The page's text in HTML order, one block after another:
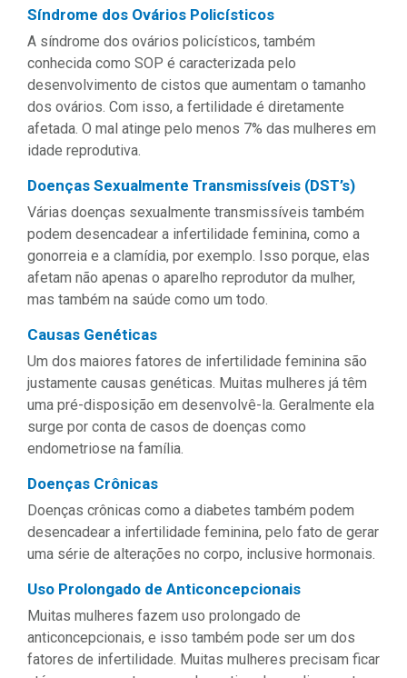
Síndrome dos Ovários Policísticos
A síndrome dos ovários policísticos, também
conhecida como SOP é caracterizada pelo
desenvolvimento de cistos que aumentam o tamanho
dos ovários. Com isso, a fertilidade é diretamente
afetada. O mal atinge pelo menos 7% das mulheres em
idade reprodutiva.
Doenças Sexualmente Transmissíveis (DST’s)
Várias doenças sexualmente transmissíveis também
podem desencadear a infertilidade feminina, como a
gonorreia e a clamídia, por exemplo. Isso porque, elas
afetam não apenas o aparelho reprodutor da mulher,
mas também na saúde como um todo.
Causas Genéticas
Um dos maiores fatores de infertilidade feminina são
justamente causas genéticas. Muitas mulheres já têm
uma pré-disposição em desenvolvê-la. Geralmente ela
surge por conta de casos de doenças como
endometriose na família.
Doenças Crônicas
Doenças crônicas como a diabetes também podem
desencadear a infertilidade feminina, pelo fato de gerar
uma série de alterações no corpo, inclusive hormonais.
Uso Prolongado de Anticoncepcionais
Muitas mulheres fazem uso prolongado de
anticoncepcionais, e isso também pode ser um dos
fatores de infertilidade. Muitas mulheres precisam ficar